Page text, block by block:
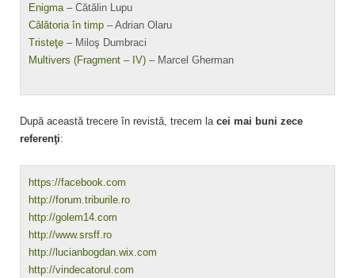
Enigma – Cătălin Lupu
Călătoria în timp – Adrian Olaru
Tristeţe – Miloş Dumbraci
Multivers (Fragment – IV) – Marcel Gherman
După această trecere în revistă, trecem la cei mai buni zece
referenţi:
https://facebook.com
http://forum.triburile.ro
http://golem14.com
http://www.srsff.ro
http://lucianbogdan.wix.com
http://vindecatorul.com